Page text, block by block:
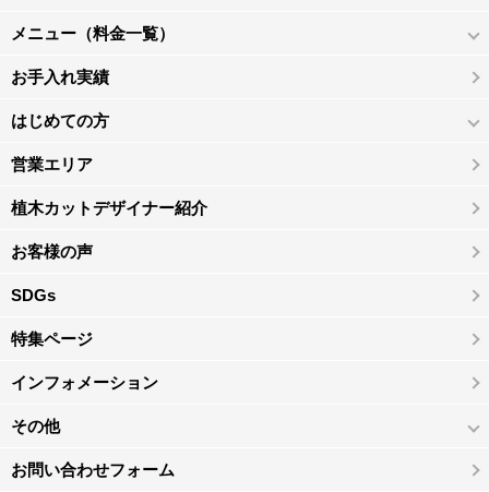
メニュー（料金一覧）
お手入れ実績
はじめての方
営業エリア
植木カットデザイナー紹介
お客様の声
SDGs
特集ページ
インフォメーション
その他
お問い合わせフォーム